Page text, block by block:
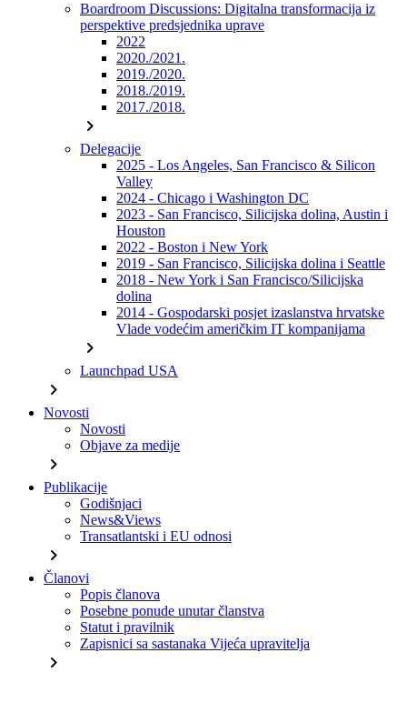
Boardroom Discussions: Digitalna transformacija iz
perspektive predsjednika uprave
2022
2020./2021.
2019./2020.
2018./2019.
2017./2018.
chevron_right
Delegacije
2025 - Los Angeles, San Francisco & Silicon
Valley
2024 - Chicago i Washington DC
2023 - San Francisco, Silicijska dolina, Austin i
Houston
2022 - Boston i New York
2019 - San Francisco, Silicijska dolina i Seattle
2018 - New York i San Francisco/Silicijska
dolina
2014 - Gospodarski posjet izaslanstva hrvatske
Vlade vodećim američkim IT kompanijama
chevron_right
Launchpad USA
chevron_right
Novosti
Novosti
Objave za medije
chevron_right
Publikacije
Godišnjaci
News&Views
Transatlantski i EU odnosi
chevron_right
Članovi
Popis članova
Posebne ponude unutar članstva
Statut i pravilnik
Zapisnici sa sastanaka Vijeća upravitelja
chevron_right